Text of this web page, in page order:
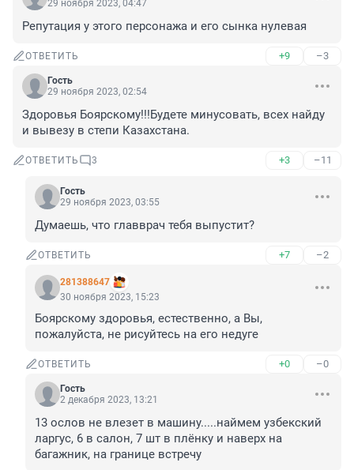
29 ноября 2023, 04:47
Репутация у этого персонажа и его сынка нулевая
ОТВЕТИТЬ +9 –3
Гость
29 ноября 2023, 02:54
Здоровья Боярскому!!!Будете минусовать, всех найду
и вывезу в степи Казахстана.
ОТВЕТИТЬ 3 +3 –11
Гость
29 ноября 2023, 03:55
Думаешь, что главврач тебя выпустит?
ОТВЕТИТЬ +7 –2
281388647
30 ноября 2023, 15:23
Боярскому здоровья, естественно, а Вы,
пожалуйста, не рисуйтесь на его недуге
ОТВЕТИТЬ +0 –0
Гость
2 декабря 2023, 13:21
13 ослов не влезет в машину.....наймем узбекский
ларгус, 6 в салон, 7 шт в плёнку и наверх на
багажник, на границе встречу